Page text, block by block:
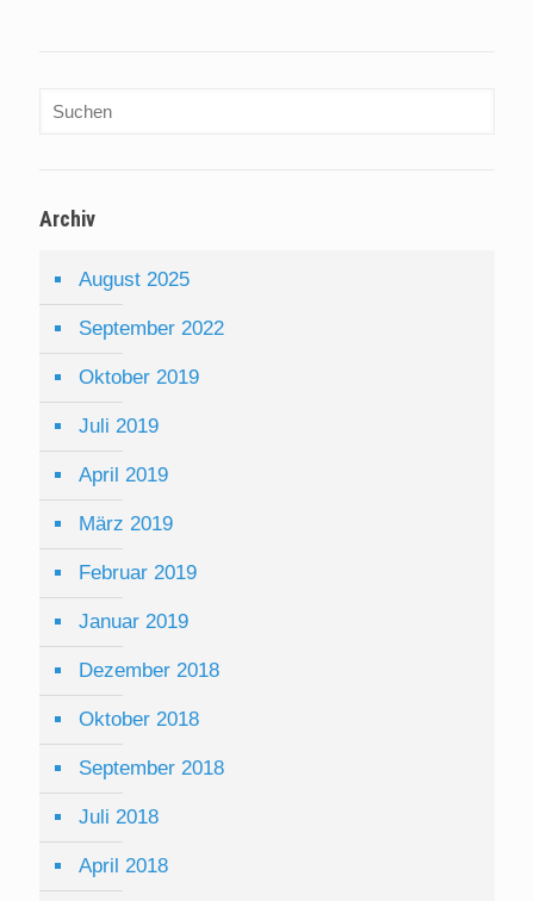
Archiv
August 2025
September 2022
Oktober 2019
Juli 2019
April 2019
März 2019
Februar 2019
Januar 2019
Dezember 2018
Oktober 2018
September 2018
Juli 2018
April 2018